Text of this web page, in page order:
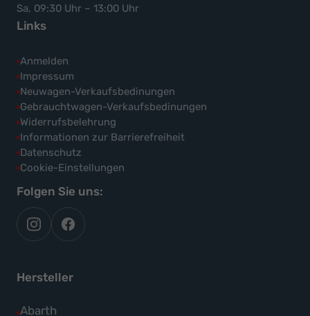
Sa, 09:30 Uhr – 13:00 Uhr
Links
Anmelden
Impressum
Neuwagen-Verkaufsbedinungen
Gebrauchtwagen-Verkaufsbedinungen
Widerrufsbelehrung
Informationen zur Barrierefreiheit
Datenschutz
Cookie-Einstellungen
Folgen Sie uns:
autoflex
auf
autoflex24
auf
Hersteller
Abarth
Alle